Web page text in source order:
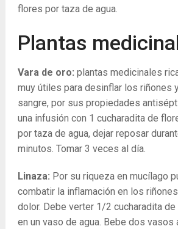
flores por taza de agua.
Plantas
Vara de oro: plantas medicinales
muy útiles para desinflar los riñones
sangre, por sus propiedades
una infusión con 1 cucharadita de
por taza de agua, dejar reposar
minutos. Tomar 3 veces al día.
Linaza: Por su riqueza en mucílago
combatir la inflamación en los
dolor. Debe verter 1/2 cucharadita
en un vaso de agua. Bebe dos vasos